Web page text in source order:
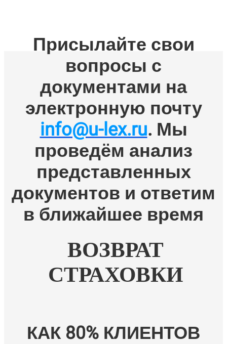
Присылайте свои
вопросы с
документами на
электронную почту
info@u-lex.ru. Мы
проведём анализ
представленных
документов и ответим
в ближайшее время
ВОЗВРАТ
СТРАХОВКИ
КАК 80% КЛИЕНТОВ